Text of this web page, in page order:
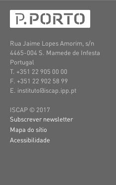
Rua Jaime Lopes Amorim, s/n
4465-004 S. Mamede de Infesta
Portugal
T. +351 22 905 00 00
F. +351 22 902 58 99
E. instituto@iscap.ipp.pt
ISCAP © 2017
Subscrever newsletter
Mapa do sítio
Acessibilidade